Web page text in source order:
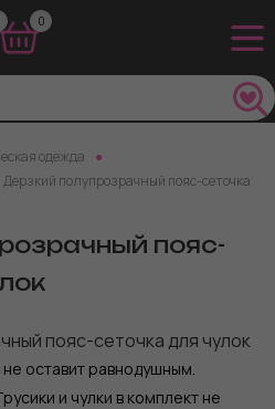
0
одежда
Дерзкий полупрозрачный пояс-сеточка
пояс-
оставит равнодушным.
и чулки в комплект не